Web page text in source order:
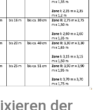
der